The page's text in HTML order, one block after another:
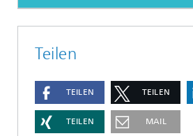
Teilen
TEILEN TEILEN
TEILEN MAIL